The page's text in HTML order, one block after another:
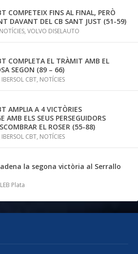
COMPETEIX FINS AL FINAL, PERÒ
DAVANT DEL CB SANT JUST (51-59)
NOTÍCIES, VOLVO DISELAUTO
COMPLETA EL TRÀMIT AMB EL
SEGON (89 – 66)
IBERSOL CBT, NOTÍCIES
AMPLIA A 4 VICTÒRIES
AMB ELS SEUS PERSEGUIDORS
EL ROSER (55-88)
IBERSOL CBT, NOTÍCIES
la segona victòria al Serrallo
LEB Plata